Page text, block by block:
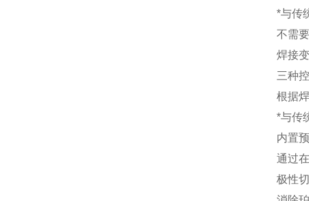
*与传
不需
焊接
三种
根据
*与传
内置
通过
极性